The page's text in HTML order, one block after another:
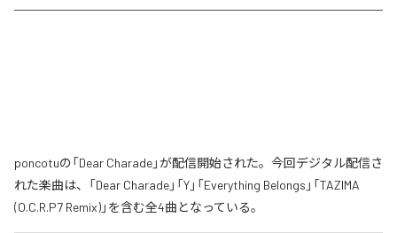
poncotuの「Dear Charade」が配信開始された。今回デジタル配信さ
れた楽曲は、「Dear Charade」「Y」「Everything Belongs」「TAZIMA
(O.C.R.P7 Remix)」を含む全4曲となっている。